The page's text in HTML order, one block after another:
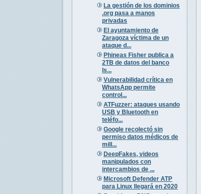
La gestión de los dominios
.org pasa a manos
privadas
El ayuntamiento de
Zaragoza víctima de un
ataque d...
Phineas Fisher publica a
2TB de datos del banco
Is...
Vulnerabilidad crítica en
WhatsApp permite
control...
ATFuzzer: ataques usando
USB y Bluetooth en
teléfo...
Google recolectó sin
permiso datos médicos de
mill...
DeepFakes, videos
manipulados con
intercambios de ...
Microsoft Defender ATP
para Linux llegará en 2020